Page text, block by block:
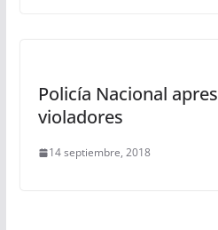
Policía Nacional
violadores
14 septiembre, 2018